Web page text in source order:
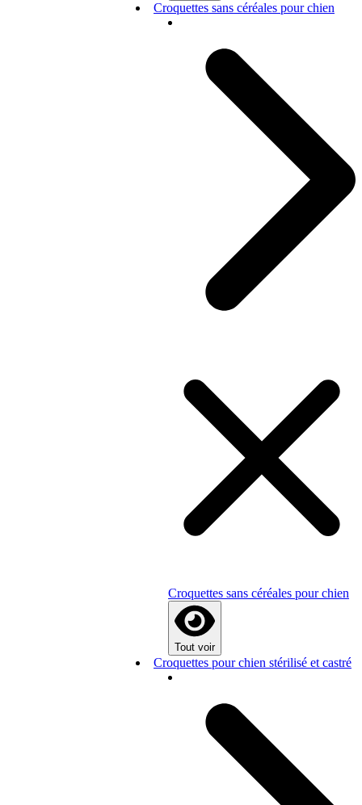
Croquettes sans céréales pour chien
Croquettes sans céréales pour chien
Tout voir
Croquettes pour chien stérilisé et castré